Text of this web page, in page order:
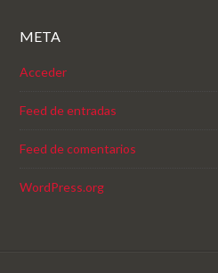
META
Acceder
Feed de entradas
Feed de comentarios
WordPress.org